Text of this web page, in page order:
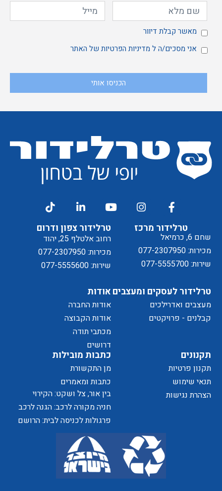
מאשר
קבלת
דיוור
מאשר קבלת דיוור
אני
ל
מדיניות
הפרטיותשל
האתר
אני מסכים/ה ל מדיניות הפרטיות של האתר
הכניסו אותי
טרלידור מרכז
שחם 6, כרמיאל
מכירות: 077-2307950
שירות: 077-5555700
תקנונים
תקנון פרטיות
תנאי שימוש
הצהרת נגישות
כתבות מובילות
מן התקשורת
כתבות ומאמרים
בין אור, צל ושקט: הקירוי
כאלמנט מעצב בחוויית המרחב
חניה מקורה לרכב: הגנה לרכב
ושדרוג לבית
פרגולות לכניסה לבית: הרושם
טרלידור צפון ודרום
רחוב אלטלף 25, יהוד
מכירות: 077-2307950
שירות: 077-5555600
אודות
אודות החברה
אודות הקבוצה
מכתבי תודה
דרושים
טרלידור לעסקים ומעצבים
מעצבים ואדרילכים
קבלנים - פרויקטים